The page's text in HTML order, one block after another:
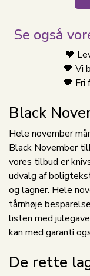
Se også
🖤
🖤 Vi
🖤 Fri
Black
Hele november
Black November
vores tilbud er
udvalg af
og lagner. Hele
tårnhøje
listen med
kan med garanti
De rette